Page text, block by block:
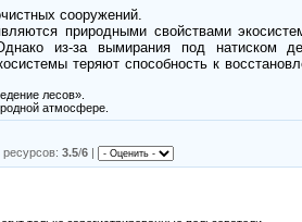
сооружений.
природными свойствами
из-за вымирания под натиском
теряют способность к
лесов».
атмосфере.
: 3.5/6 |